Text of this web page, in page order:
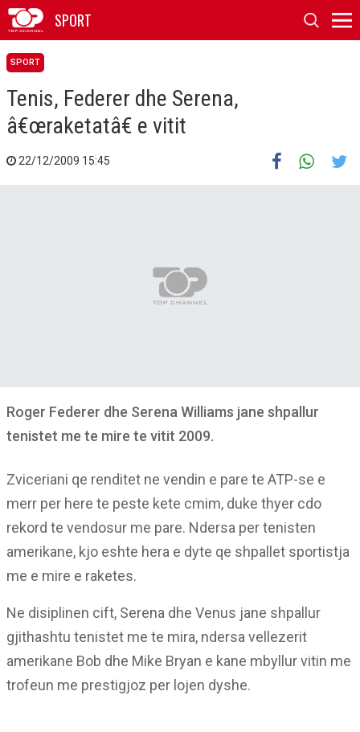
SPORT
SPORT
Tenis, Federer dhe Serena,
â€œraketatâ€ e vitit
22/12/2009 15:45
Roger Federer dhe Serena Williams jane shpallur
tenistet me te mire te vitit 2009.
Zviceriani qe renditet ne vendin e pare te ATP-se e
merr per here te peste kete cmim, duke thyer cdo
rekord te vendosur me pare. Ndersa per tenisten
amerikane, kjo eshte hera e dyte qe shpallet sportistja
me e mire e raketes.
Ne disiplinen cift, Serena dhe Venus jane shpallur
gjithashtu tenistet me te mira, ndersa vellezerit
amerikane Bob dhe Mike Bryan e kane mbyllur vitin me
trofeun me prestigjoz per lojen dyshe.